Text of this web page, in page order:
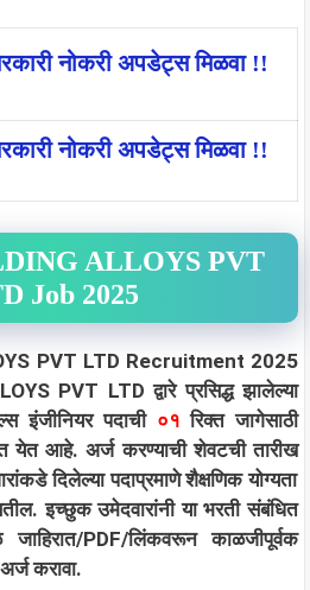
नोकरी अपडेट्स मिळवा !!
नोकरी अपडेट्स मिळवा !!
ALLOYS PVT
Job 2025
PVT LTD Recruitment 2025
PVT LTD द्वारे प्रसिद्ध झालेल्या
इंजीनियर पदाची ०१रिक्त जागेसाठी
येत आहे. अर्ज करण्याची शेवटची तारीख
दिलेल्या पदाप्रमाणे शैक्षणिक योग्यता
इच्छुक उमेदवारांनी या भरती संबंधित
PDF/लिंकवरून काळजीपूर्वक
करावा.